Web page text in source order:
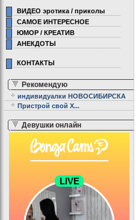
ВИДЕО эротика / приколы
САМОЕ ИНТЕРЕСНОЕ
ЮМОР / КРЕАТИВ
АНЕКДОТЫ
КОНТАКТЫ
Рекомендую
индивидуалки НОВОСИБИРСКА
Пристрой свой Х...
Девушки онлайн